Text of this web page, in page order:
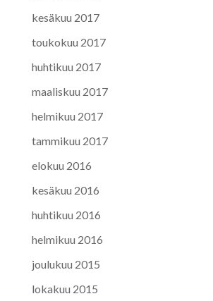
kesäkuu 2017
toukokuu 2017
huhtikuu 2017
maaliskuu 2017
helmikuu 2017
tammikuu 2017
elokuu 2016
kesäkuu 2016
huhtikuu 2016
helmikuu 2016
joulukuu 2015
lokakuu 2015